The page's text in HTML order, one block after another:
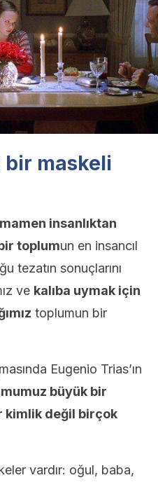
maskeli
insanlıktan
toplumun en insancıl
tezatın sonuçlarını
ve kalıba uymak için
toplumun bir
Eugenio Trias’ın
büyük bir
kimlik değil birçok
vardır: oğul, baba,